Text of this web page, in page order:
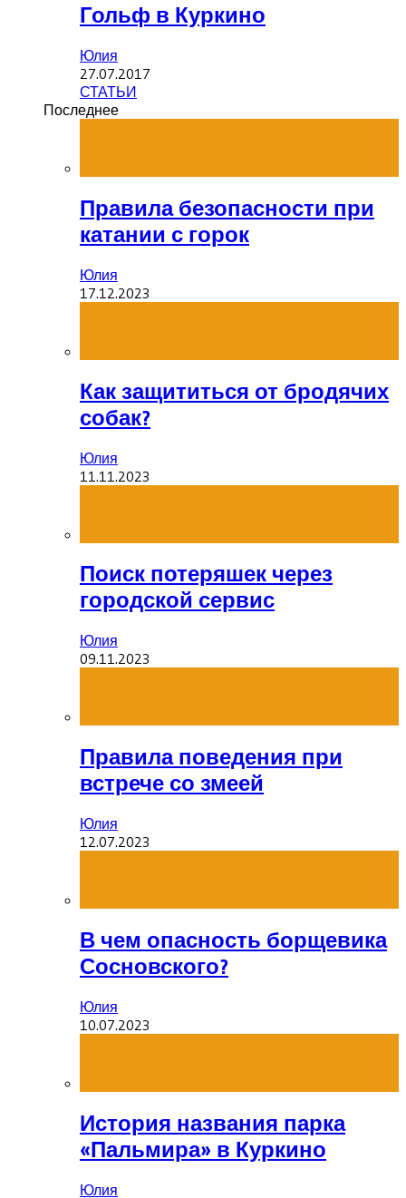
Гольф в Куркино
Юлия
27.07.2017
СТАТЬИ
Последнее
Правила безопасности при
катании с горок
Юлия
17.12.2023
Как защититься от бродячих
собак?
Юлия
11.11.2023
Поиск потеряшек через
городской сервис
Юлия
09.11.2023
Правила поведения при
встрече со змеей
Юлия
12.07.2023
В чем опасность борщевика
Сосновского?
Юлия
10.07.2023
История названия парка
«Пальмира» в Куркино
Юлия